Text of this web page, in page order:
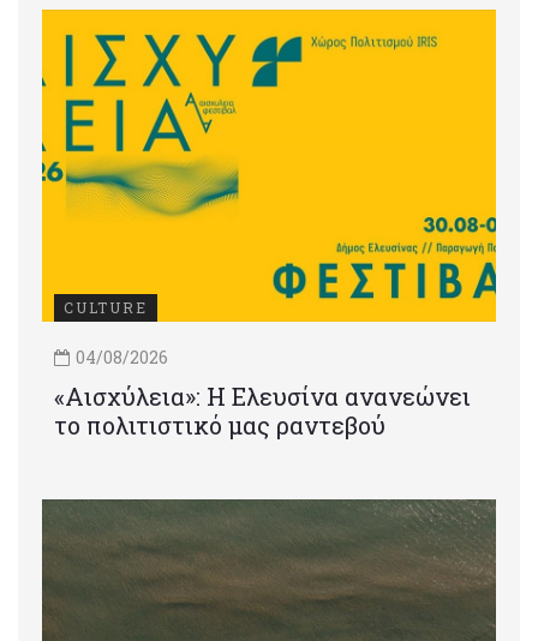
CULTURE
04/08/2026
«Αισχύλεια»: Η Ελευσίνα ανανεώνει
το πολιτιστικό μας ραντεβού